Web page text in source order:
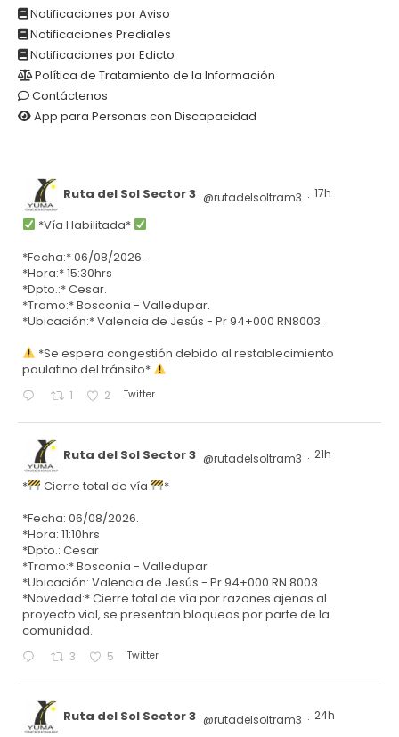
Notificaciones por Aviso
Notificaciones Prediales
Notificaciones por Edicto
Política de Tratamiento de la Información
Contáctenos
App para Personas con Discapacidad
Ruta del Sol Sector 3 @rutadelsoltram3 · 17h
*Vía Habilitada*
*Fecha:* 06/08/2026.
*Hora:* 15:30hrs
*Dpto.:* Cesar.
*Tramo:* Bosconia - Valledupar.
*Ubicación:* Valencia de Jesús - Pr 94+000 RN8003.
*Se espera congestión debido al restablecimiento
paulatino del tránsito*
1 2 Twitter
Ruta del Sol Sector 3 @rutadelsoltram3 · 21h
* Cierre total de vía
*
*Fecha: 06/08/2026.
*Hora: 11:10hrs
*Dpto.: Cesar
*Tramo:* Bosconia - Valledupar
*Ubicación: Valencia de Jesús - Pr 94+000 RN 8003
*Novedad:* Cierre total de vía por razones ajenas al
proyecto vial, se presentan bloqueos por parte de la
comunidad.
3 5 Twitter
Ruta del Sol Sector 3 @rutadelsoltram3 · 24h